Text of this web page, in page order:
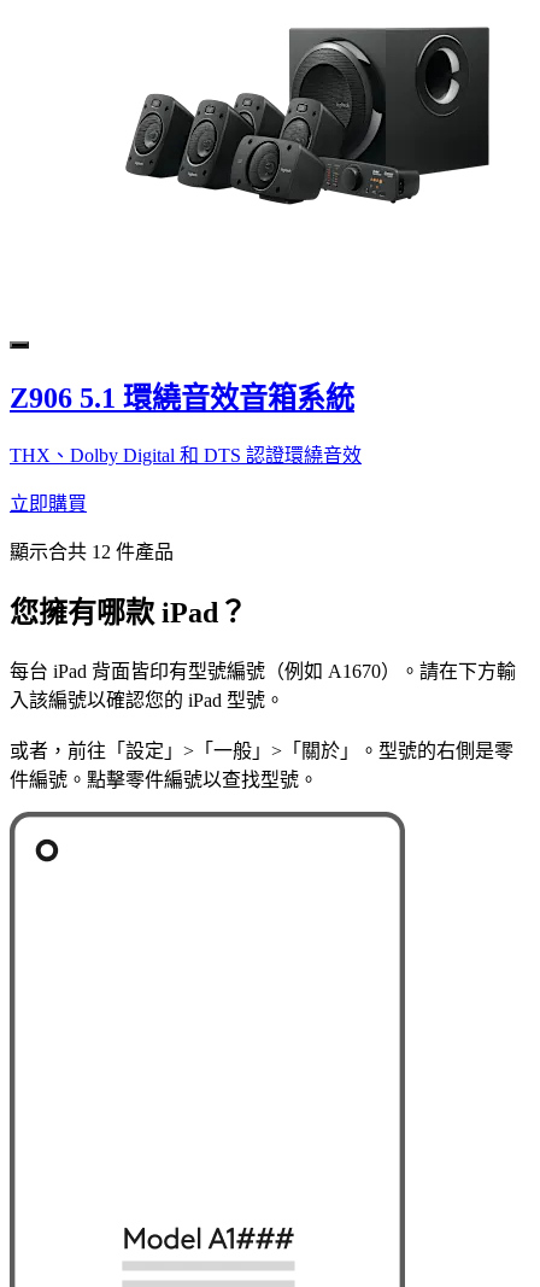
Z906 5.1 環繞音效音箱系統
THX、Dolby Digital 和 DTS 認證環繞音效
立即購買
顯示合共 12 件產品
您擁有哪款 iPad？
每台 iPad 背面皆印有型號編號（例如 A1670）。請在下方輸
入該編號以確認您的 iPad 型號。
或者，前往「設定」>「一般」>「關於」。型號的右側是零
件編號。點擊零件編號以查找型號。